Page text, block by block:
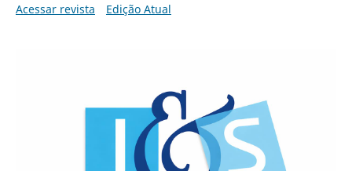
Acessar revista
Edição Atual